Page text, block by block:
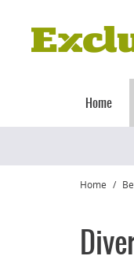
Home
Home